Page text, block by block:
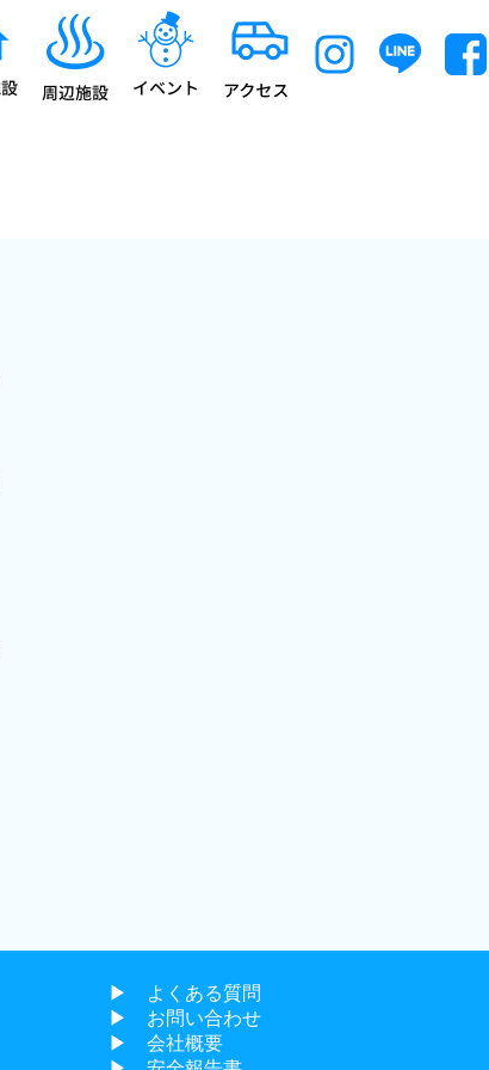
▶︎ よくある質問
▶︎ お問い合わせ
▶︎ 会社概要